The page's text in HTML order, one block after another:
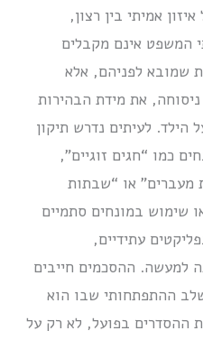
אמיתי בין רצון,
המשפט אינם מקבלים
שמובא לפניהם, אלא
את מידת הבהירות
לעיתים נדרש תיקון
כמו “חגים זוגיים”,
מעברים” או “שבתות
שימוש במונחים סתמיים
עתידיים,
למעשה. ההסכמים חייבים
ההתפתחותי שבו הוא
ההסדרים בפועל, לא רק על